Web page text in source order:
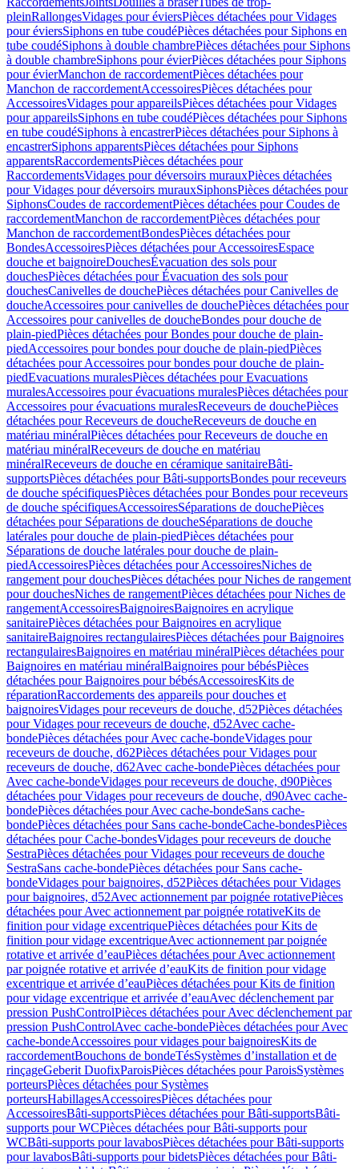
pleinRallongesVidages pour éviersPièces détachées pour Vidages
pour éviersSiphons en tube coudéPièces détachées pour Siphons en
tube coudéSiphons à double chambrePièces détachées pour Siphons
à double chambreSiphons pour évierPièces détachées pour Siphons
pour évierManchon de raccordementPièces détachées pour
Manchon de raccordementAccessoiresPièces détachées pour
AccessoiresVidages pour appareilsPièces détachées pour Vidages
pour appareilsSiphons en tube coudéPièces détachées pour Siphons
en tube coudéSiphons à encastrerPièces détachées pour Siphons à
encastrerSiphons apparentsPièces détachées pour Siphons
apparentsRaccordementsPièces détachées pour
RaccordementsVidages pour déversoirs murauxPièces détachées
pour Vidages pour déversoirs murauxSiphonsPièces détachées pour
SiphonsCoudes de raccordementPièces détachées pour Coudes de
raccordementManchon de raccordementPièces détachées pour
Manchon de raccordementBondesPièces détachées pour
BondesAccessoiresPièces détachées pour AccessoiresEspace
douche et baignoireDouchesÉvacuation des sols pour
douchesPièces détachées pour Évacuation des sols pour
douchesCanivelles de douchePièces détachées pour Canivelles de
doucheAccessoires pour canivelles de douchePièces détachées pour
Accessoires pour canivelles de doucheBondes pour douche de
plain-piedPièces détachées pour Bondes pour douche de plain-
piedAccessoires pour bondes pour douche de plain-piedPièces
détachées pour Accessoires pour bondes pour douche de plain-
piedEvacuations muralesPièces détachées pour Evacuations
muralesAccessoires pour évacuations muralesPièces détachées pour
Accessoires pour évacuations muralesReceveurs de douchePièces
détachées pour Receveurs de doucheReceveurs de douche en
matériau minéralPièces détachées pour Receveurs de douche en
matériau minéralReceveurs de douche en matériau
minéralReceveurs de douche en céramique sanitaireBâti-
supportsPièces détachées pour Bâti-supportsBondes pour receveurs
de douche spécifiquesPièces détachées pour Bondes pour receveurs
de douche spécifiquesAccessoiresSéparations de douchePièces
détachées pour Séparations de doucheSéparations de douche
latérales pour douche de plain-piedPièces détachées pour
Séparations de douche latérales pour douche de plain-
piedAccessoiresPièces détachées pour AccessoiresNiches de
rangement pour douchesPièces détachées pour Niches de rangement
pour douchesNiches de rangementPièces détachées pour Niches de
rangementAccessoiresBaignoiresBaignoires en acrylique
sanitairePièces détachées pour Baignoires en acrylique
sanitaireBaignoires rectangulairesPièces détachées pour Baignoires
rectangulairesBaignoires en matériau minéralPièces détachées pour
Baignoires en matériau minéralBaignoires pour bébésPièces
détachées pour Baignoires pour bébésAccessoiresKits de
réparationRaccordements des appareils pour douches et
baignoiresVidages pour receveurs de douche, d52Pièces détachées
pour Vidages pour receveurs de douche, d52Avec cache-
bondePièces détachées pour Avec cache-bondeVidages pour
receveurs de douche, d62Pièces détachées pour Vidages pour
receveurs de douche, d62Avec cache-bondePièces détachées pour
Avec cache-bondeVidages pour receveurs de douche, d90Pièces
détachées pour Vidages pour receveurs de douche, d90Avec cache-
bondePièces détachées pour Avec cache-bondeSans cache-
bondePièces détachées pour Sans cache-bondeCache-bondesPièces
détachées pour Cache-bondesVidages pour receveurs de douche
SestraPièces détachées pour Vidages pour receveurs de douche
SestraSans cache-bondePièces détachées pour Sans cache-
bondeVidages pour baignoires, d52Pièces détachées pour Vidages
pour baignoires, d52Avec actionnement par poignée rotativePièces
détachées pour Avec actionnement par poignée rotativeKits de
finition pour vidage excentriquePièces détachées pour Kits de
finition pour vidage excentriqueAvec actionnement par poignée
rotative et arrivée d’eauPièces détachées pour Avec actionnement
par poignée rotative et arrivée d’eauKits de finition pour vidage
excentrique et arrivée d’eauPièces détachées pour Kits de finition
pour vidage excentrique et arrivée d’eauAvec déclenchement par
pression PushControlPièces détachées pour Avec déclenchement par
pression PushControlAvec cache-bondePièces détachées pour Avec
cache-bondeAccessoires pour vidages pour baignoiresKits de
raccordementBouchons de bondeTésSystèmes d’installation et de
rinçageGeberit DuofixParoisPièces détachées pour ParoisSystèmes
porteursPièces détachées pour Systèmes
porteursHabillagesAccessoiresPièces détachées pour
AccessoiresBâti-supportsPièces détachées pour Bâti-supportsBâti-
supports pour WCPièces détachées pour Bâti-supports pour
WCBâti-supports pour lavabosPièces détachées pour Bâti-supports
pour lavabosBâti-supports pour bidetsPièces détachées pour Bâti-